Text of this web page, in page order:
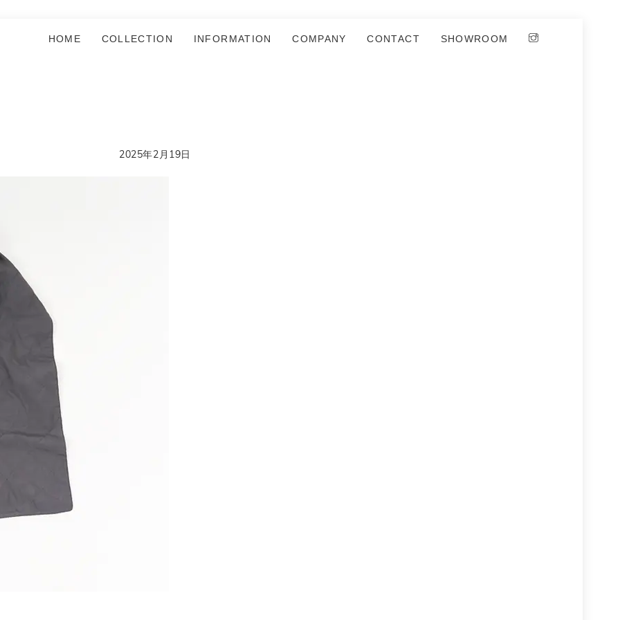
HOME COLLECTION INFORMATION COMPANY CONTACT SHOWROOM
2025年2月19日